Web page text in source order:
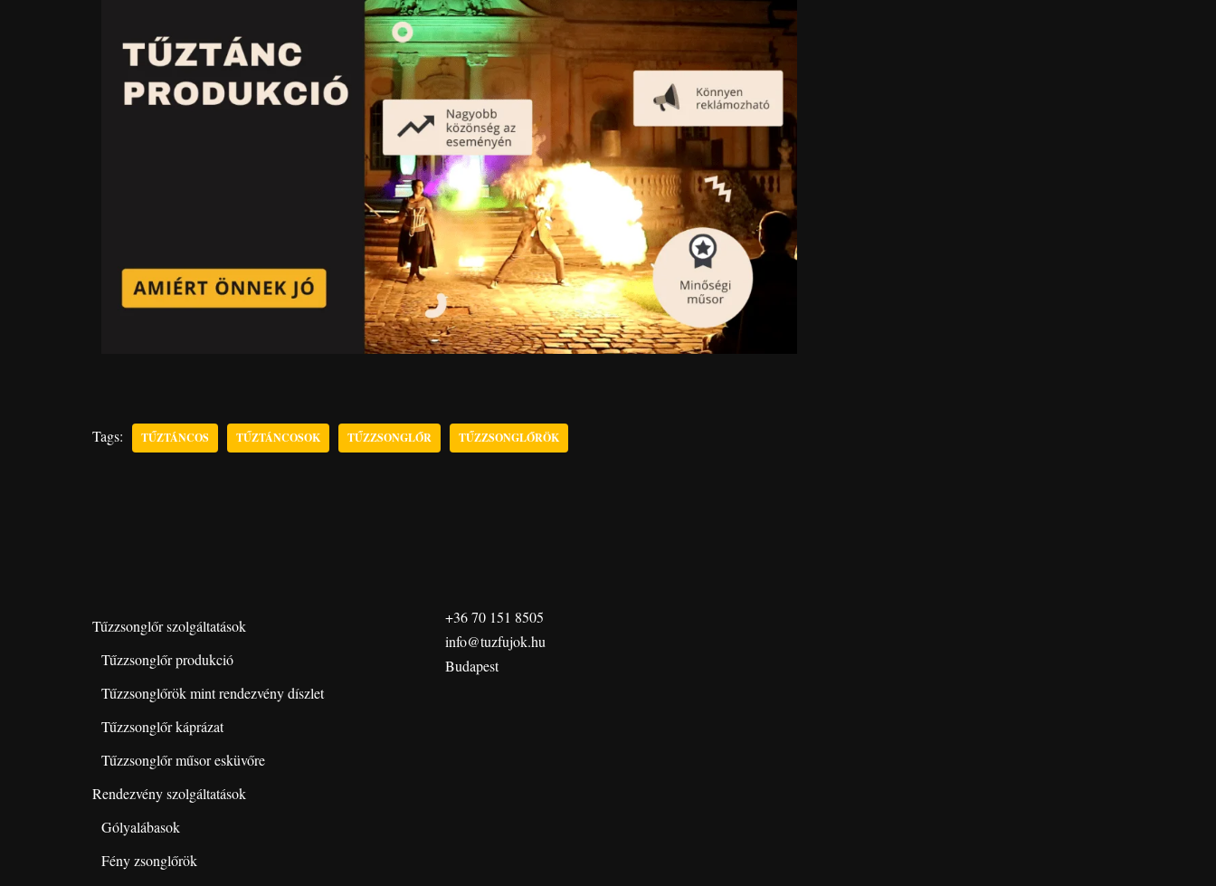
Tags: TŰZTÁNCOS TŰZTÁNCOSOK TŰZZSONGLŐR TŰZZSONGLŐRÖK
Tűzzsonglőr szolgáltatások
Tűzzsonglőr produkció
Tűzzsonglőrök mint rendezvény díszlet
Tűzzsonglőr káprázat
Tűzzsonglőr műsor esküvőre
Rendezvény szolgáltatások
Gólyalábasok
Fény zsonglőrök
+36 70 151 8505
info@tuzfujok.hu
Budapest